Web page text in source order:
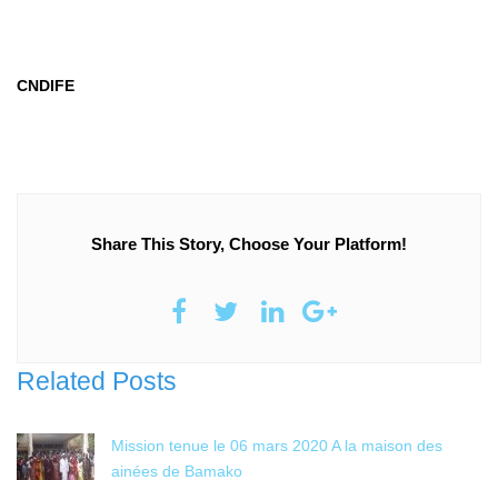
CNDIFE
Share This Story, Choose Your Platform!
Related Posts
Mission tenue le 06 mars 2020 A la maison des
ainées de Bamako